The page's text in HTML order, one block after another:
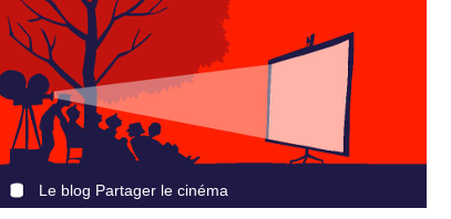
Le blog Partager le cinéma